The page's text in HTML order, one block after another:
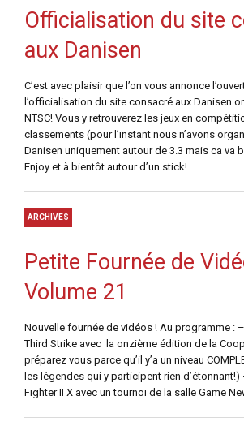
Officialisation du site
aux Danisen
C’est avec plaisir que l’on vous annonce
l’officialisation du site consacré aux Danisen
NTSC! Vous y retrouverez les jeux en
classements (pour l’instant nous n’avons
Danisen uniquement autour de 3.3 mais ca va
Enjoy et à bientôt autour d’un stick!
ARCHIVES
Petite Fournée de
Volume 21
Nouvelle fournée de vidéos ! Au programme :
Third Strike avec la onzième édition de la
préparez vous parce qu’il y’a un niveau
les légendes qui y participent rien d’étonnant!)
Fighter II X avec un tournoi de la salle Game